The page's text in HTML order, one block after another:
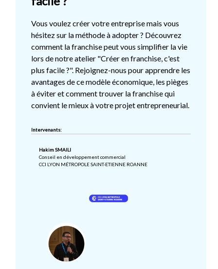
Vous voulez créer votre entreprise mais vous
hésitez sur la méthode à adopter ? Découvrez
comment la franchise peut vous simplifier la vie
lors de notre atelier "Créer en franchise, c'est
plus facile ?". Rejoignez-nous pour apprendre les
avantages de ce modèle économique, les pièges
à éviter et comment trouver la franchise qui
convient le mieux à votre projet entrepreneurial.
Intervenants:
Hakim SMAILI
Conseil en développement commercial
CCI LYON MÉTROPOLE SAINT-ETIENNE ROANNE